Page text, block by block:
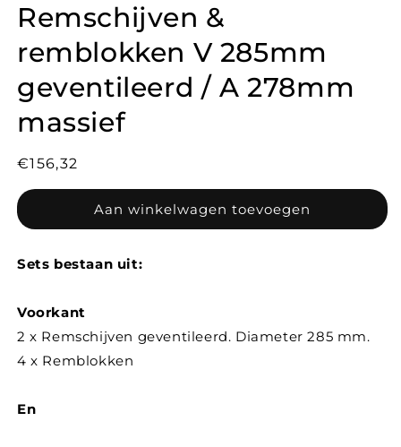
Remschijven &
remblokken V 285mm
geventileerd / A 278mm
massief
Normale
prijs
€156,32
Aan winkelwagen toevoegen
Sets bestaan uit:
Voorkant
2 x Remschijven geventileerd. Diameter 285 mm.
4 x Remblokken
En